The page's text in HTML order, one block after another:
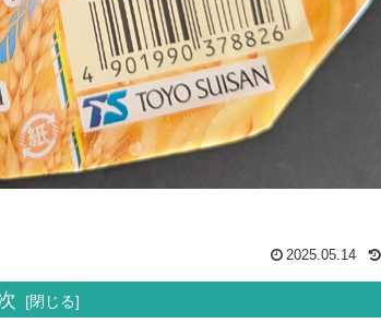
2025.05.14